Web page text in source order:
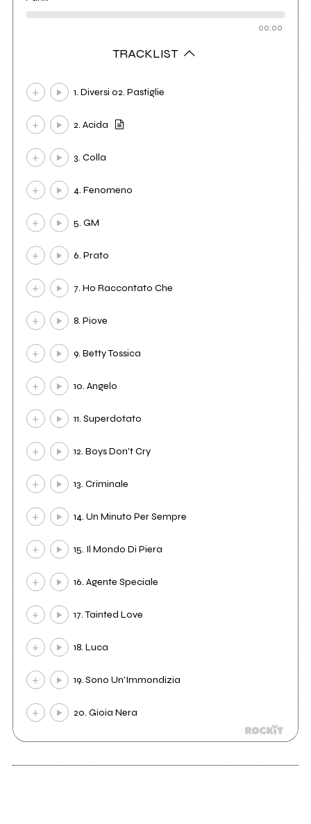
00:00
TRACKLIST
1. Diversi 02. Pastiglie
2. Acida
3. Colla
4. Fenomeno
5. GM
6. Prato
7. Ho Raccontato Che
8. Piove
9. Betty Tossica
10. Angelo
11. Superdotato
12. Boys Don't Cry
13. Criminale
14. Un Minuto Per Sempre
15. Il Mondo Di Piera
16. Agente Speciale
17. Tainted Love
18. Luca
19. Sono Un'Immondizia
20. Gioia Nera